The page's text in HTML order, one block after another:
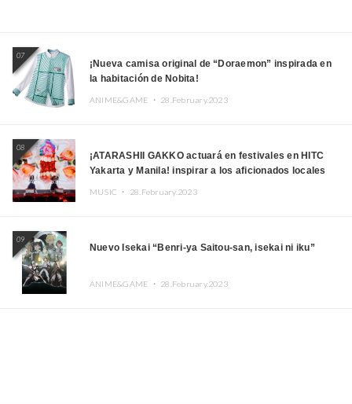
07
¡Nueva camisa original de “Doraemon” inspirada en
la habitación de Nobita!
ANIME&GAME ・ 28.February.2023
08
¡ATARASHII GAKKO actuará en festivales en HITC
Yakarta y Manila! inspirar a los aficionados locales
MUSIC ・ 28.February.2023
09
Nuevo Isekai “Benri-ya Saitou-san, isekai ni iku”
ANIME&GAME ・ 28.February.2023